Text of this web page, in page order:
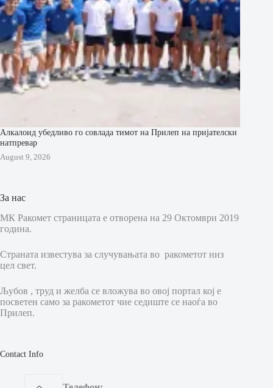
Алкалоид убедливо го совлада тимот на Прилеп на пријателски
натпревар
August 9, 2026
За нас
МК Ракомет страницата е отворена на 29 Октомври 2019
година.
Страната известува за случувањата во ракометот низ
цел свет.
Љубов , труд и желба се вложува во овој портал кој е
посветен само за ракометот чие седиште се наоѓа во
Прилеп.
Contact Info